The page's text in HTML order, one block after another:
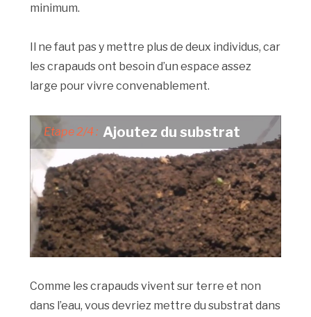
minimum.
Il ne faut pas y mettre plus de deux individus, car
les crapauds ont besoin d’un espace assez
large pour vivre convenablement.
Etape 2/4 : Ajoutez du substrat
Comme les crapauds vivent sur terre et non
dans l’eau, vous devriez mettre du substrat dans